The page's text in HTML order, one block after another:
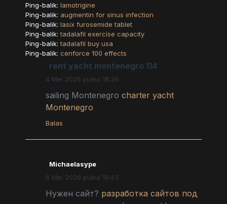
Ping-balik: lamotrigine
Ping-balik: augmentin for sinus infection
Ping-balik: lasix furosemide tablet
Ping-balik:tadalafil exercise capacity
Ping-balik:tadalafil buy usa
Ping-balik: cenforce 100 effects
rent yacht montenegro 114
4 Mei 2026 pukul 18:36
sailing Montenegro charter yacht
Montenegro
Balas
Michaelasype
6 Mei 2026 pukul 19:43
Нужен сайт? разработка сайтов под